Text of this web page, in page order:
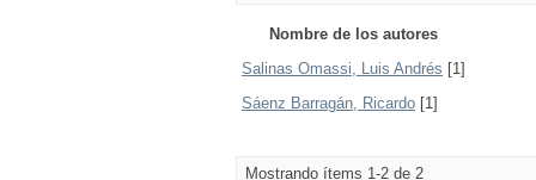
Nombre de los autores
Salinas Omassi, Luis Andrés [1]
Sáenz Barragán, Ricardo [1]
Mostrando ítems 1-2 de 2